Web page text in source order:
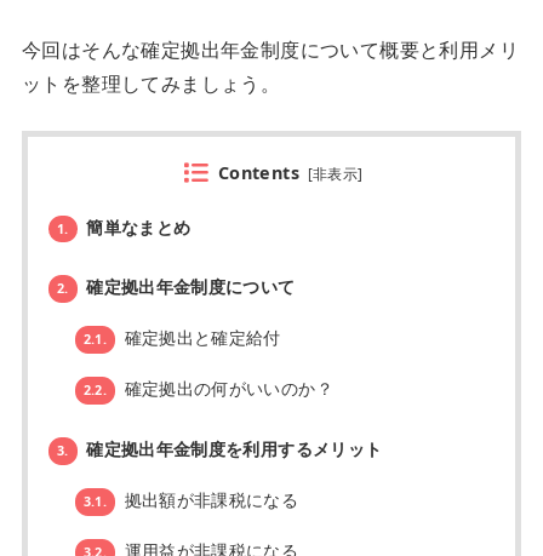
今回はそんな確定拠出年金制度について概要と利用メリ
ットを整理してみましょう。
Contents [非表示]
1. 簡単なまとめ
2. 確定拠出年金制度について
2.1. 確定拠出と確定給付
2.2. 確定拠出の何がいいのか？
3. 確定拠出年金制度を利用するメリット
3.1. 拠出額が非課税になる
3.2. 運用益が非課税になる